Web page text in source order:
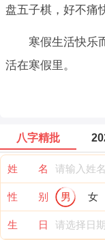
盘五子棋，好不痛
寒假生活快乐
活在寒假里。
八字精批
姓 名
性 别 男 女
生 日